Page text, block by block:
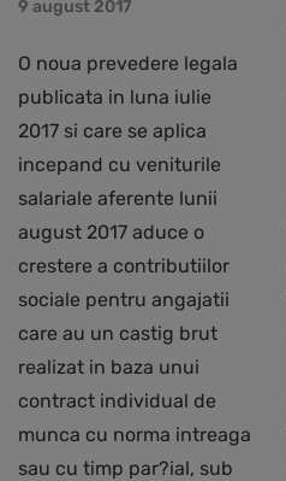
9 august 2017
O noua prevedere legala
publicata in luna iulie
2017 si care se aplica
incepand cu veniturile
salariale aferente lunii
august 2017 aduce o
crestere a contributiilor
sociale pentru angajatii
care au un castig brut
realizat in baza unui
contract individual de
munca cu norma intreaga
sau cu timp par?ial, sub